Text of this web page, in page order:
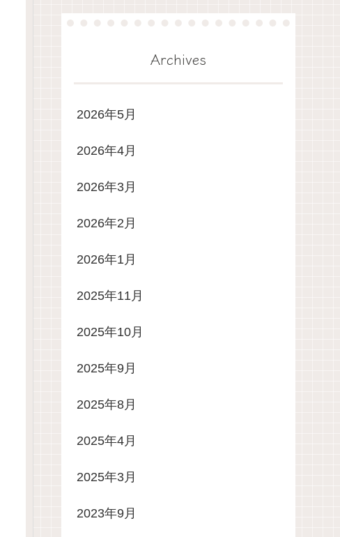
Archives
2026年5月
2026年4月
2026年3月
2026年2月
2026年1月
2025年11月
2025年10月
2025年9月
2025年8月
2025年4月
2025年3月
2023年9月